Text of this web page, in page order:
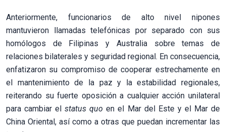
Anteriormente, funcionarios de alto nivel nipones
mantuvieron llamadas telefónicas por separado con sus
homólogos de Filipinas y Australia sobre temas de
relaciones bilaterales y seguridad regional. En consecuencia,
enfatizaron su compromiso de cooperar estrechamente en
el mantenimiento de la paz y la estabilidad regionales,
reiterando su fuerte oposición a cualquier acción unilateral
para cambiar elstatus quo en el Mar del Este y el Mar de
China Oriental, así como a otras que puedan incrementar las